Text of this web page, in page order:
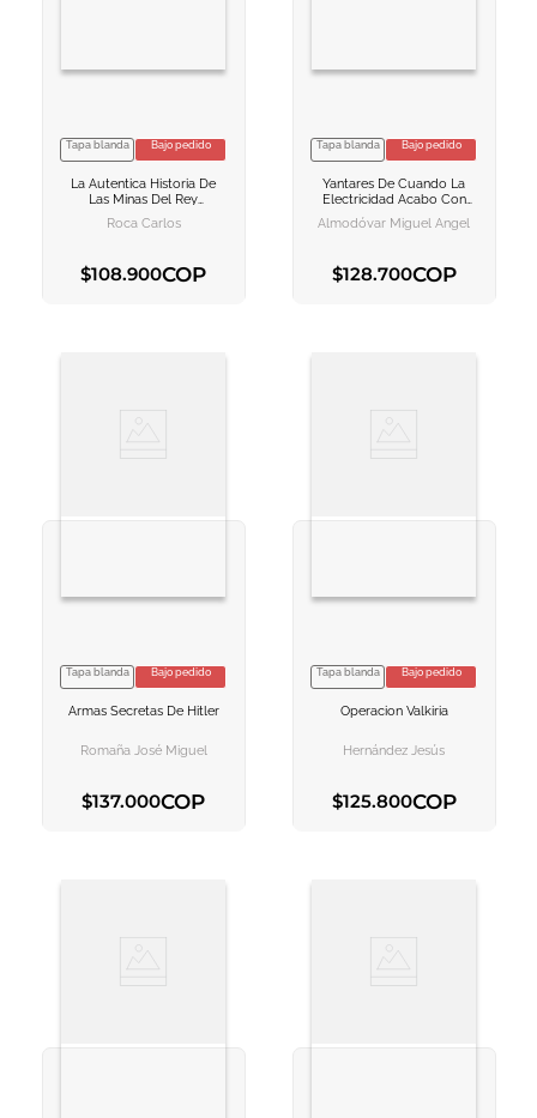
VER INFORMACION
AGREGAR AL
Tapa blanda Bajo pedido
La Autentica Historia De
Las Minas Del Rey
Salomon
Roca Carlos
$108.900COP
VER INFORMACION
AGREGAR AL
Tapa blanda Bajo pedido
Yantares De Cuando La
Electricidad Acabo Con
Las Mulas
Almodóvar Miguel Ángel
$128.700COP
VER INFORMACION
Tapa blanda Bajo pedido
Armas Secretas De Hitler
Romaña José Miguel
$137.000COP
VER INFORMACION
Tapa blanda Bajo pedido
Operacion Valkiria
Hernández Jesús
$125.800COP